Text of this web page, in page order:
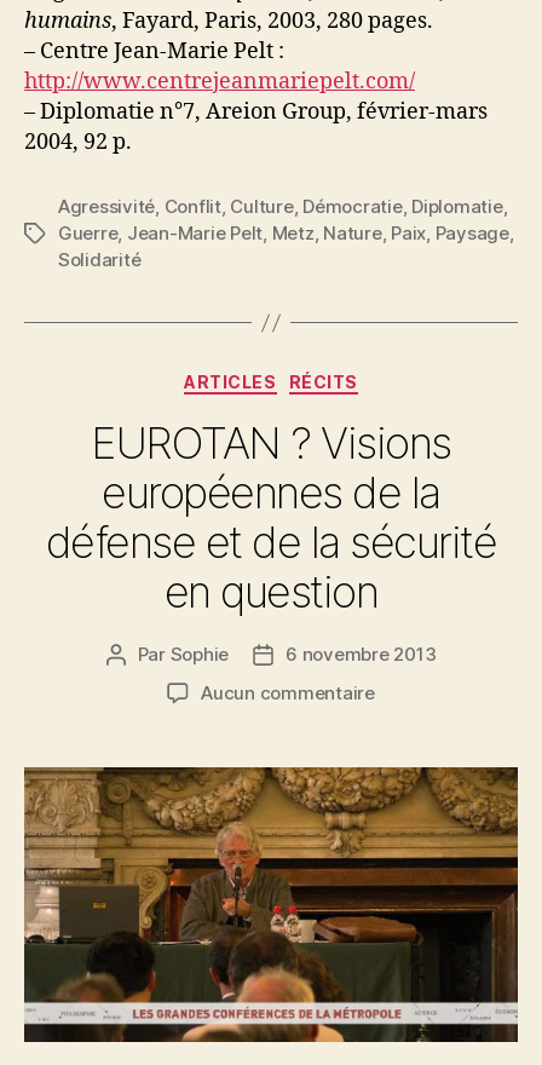
humains, Fayard, Paris, 2003, 280 pages.
– Centre Jean-Marie Pelt :
http://www.centrejeanmariepelt.com/
– Diplomatie n°7, Areion Group, février-mars
2004, 92 p.
Étiquettes
Agressivité, Conflit, Culture, Démocratie, Diplomatie,
Guerre, Jean-Marie Pelt, Metz, Nature, Paix, Paysage,
Solidarité
Catégories
ARTICLES RÉCITS
EUROTAN ? Visions
européennes de la
défense et de la sécurité
en question
Auteur
l’article
Par Sophie
Date6 novembre 2013
Aucun commentairesur
Visions
européennes
de
la
et
de
sécurité
en
question